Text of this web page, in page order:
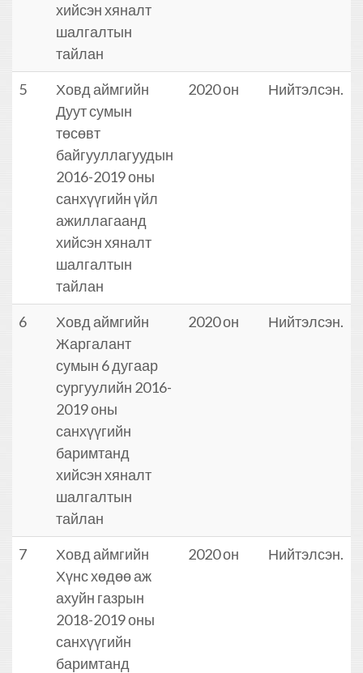
хийсэн хяналт
шалгалтын
тайлан
5
Ховд аймгийн
Дуут сумын
төсөвт
байгууллагуудын
2016-2019 оны
санхүүгийн үйл
ажиллагаанд
хийсэн хяналт
шалгалтын
тайлан
2020 он Нийтэлсэн.
6
Ховд аймгийн
Жаргалант
сумын 6 дугаар
сургуулийн 2016-
2019 оны
санхүүгийн
баримтанд
хийсэн хяналт
шалгалтын
тайлан
2020 он Нийтэлсэн.
7
Ховд аймгийн
Хүнс хөдөө аж
ахуйн газрын
2018-2019 оны
санхүүгийн
баримтанд
2020 он Нийтэлсэн.